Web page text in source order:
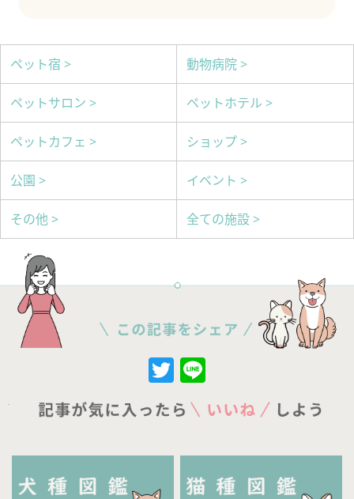
ペット宿 > 動物病院 >
ペットサロン > ペットホテル >
ペットカフェ > ショップ >
公園 > イベント >
その他 > 全ての施設 >
Twitter